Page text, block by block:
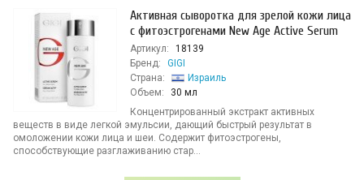
Активная сыворотка для зрелой кожи лица
с фитоэстрогенами New Age Active Serum
Артикул:
18139
Бренд:
GIGI
Страна:
Израиль
Объем:
30 мл
Концентрированный экстракт активных
веществ в виде легкой эмульсии, дающий быстрый результат в
омоложении кожи лица и шеи. Содержит фитоэстрогены,
способствующие разглаживанию стар...